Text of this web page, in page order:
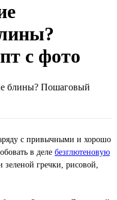
с фото
с привычными и хорошо
в деле безглютеновую
зеленой гречки, рисовой,